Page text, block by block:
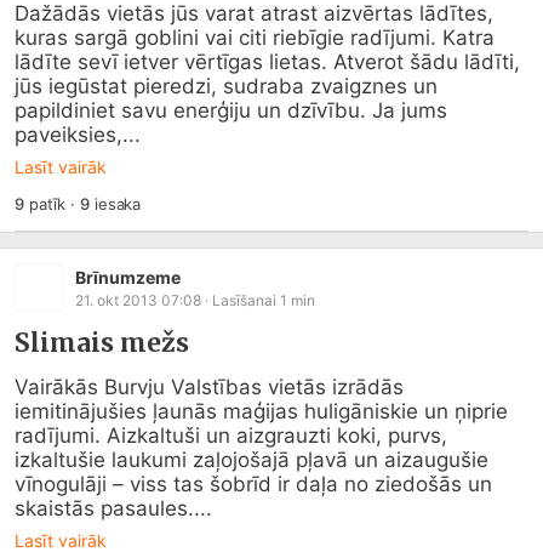
Dažādās vietās jūs varat atrast aizvērtas lādītes,
kuras sargā goblini vai citi riebīgie radījumi. Katra
lādīte sevī ietver vērtīgas lietas. Atverot šādu lādīti,
jūs iegūstat pieredzi, sudraba zvaigznes un
papildiniet savu enerģiju un dzīvību. Ja jums
paveiksies,...
Lasīt vairāk
9patīk ·9iesaka
Brīnumzeme
21. okt 2013 07:08 · Lasīšanai 1 min
Slimais mežs
Vairākās Burvju Valstības vietās izrādās
iemitinājušies ļaunās maģijas huligāniskie un ņiprie
radījumi. Aizkaltuši un aizgrauzti koki, purvs,
izkaltušie laukumi zaļojošajā pļavā un aizaugušie
vīnogulāji – viss tas šobrīd ir daļa no ziedošās un
skaistās pasaules....
Lasīt vairāk